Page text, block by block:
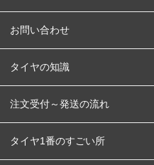
お問い合わせ
タイヤの知識
注文受付～発送の流れ
タイヤ1番のすごい所